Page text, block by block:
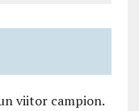
viitor campion.